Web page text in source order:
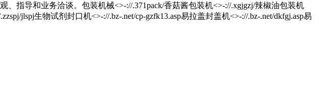
指导和业务洽谈。包装机械<>-://.371pack/香菇酱包装机<>-://.xgjgzj/辣椒油包装机
jlspj生物试剂封口机<>-://.bz-.net/cp-gzfk13.asp易拉盖封盖机<>-://.bz-.net/dkfgj.asp易